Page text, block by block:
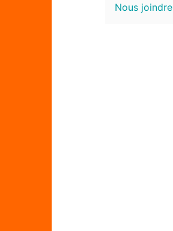
Nous joindre